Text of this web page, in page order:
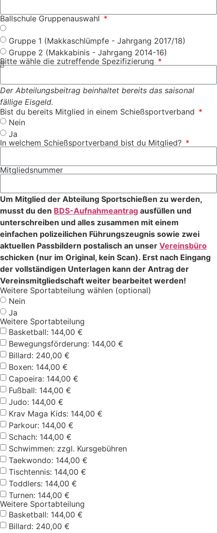
Ballschule Gruppenauswahl
Gruppe 1 (Makkaschlümpfe - Jahrgang 2017/18)
Gruppe 2 (Makkabinis - Jahrgang 2014-16)
Bitte wähle die zutreffende Spezifizierung
Der Abteilungsbeitrag beinhaltet bereits das saisonal
fällige Eisgeld.
Bist du bereits Mitglied in einem Schießsportverband
Nein
Ja
In welchem Schießsportverband bist du Mitglied?
Mitgliedsnummer
Um Mitglied der Abteilung Sportschießen zu werden,
musst du den BDS-Aufnahmeantrag ausfüllen und
unterschreiben und alles zusammen mit einem
einfachen polizeilichen Führungszeugnis sowie zwei
aktuellen Passbildern postalisch an unser Vereinsbüro
schicken (nur im Original, kein Scan). Erst nach Eingang
der vollständigen Unterlagen kann der Antrag der
Vereinsmitgliedschaft weiter bearbeitet werden!
Weitere Sportabteilung wählen (optional)
Nein
Ja
Weitere Sportabteilung
Basketball: 144,00 €
Bewegungsförderung: 144,00 €
Billard: 240,00 €
Boxen: 144,00 €
Capoeira: 144,00 €
Fußball: 144,00 €
Judo: 144,00 €
Krav Maga Kids: 144,00 €
Parkour: 144,00 €
Schach: 144,00 €
Schwimmen: zzgl. Kursgebühren
Taekwondo: 144,00 €
Tischtennis: 144,00 €
Toddlers: 144,00 €
Turnen: 144,00 €
Weitere Sportabteilung
Basketball: 144,00 €
Billard: 240,00 €